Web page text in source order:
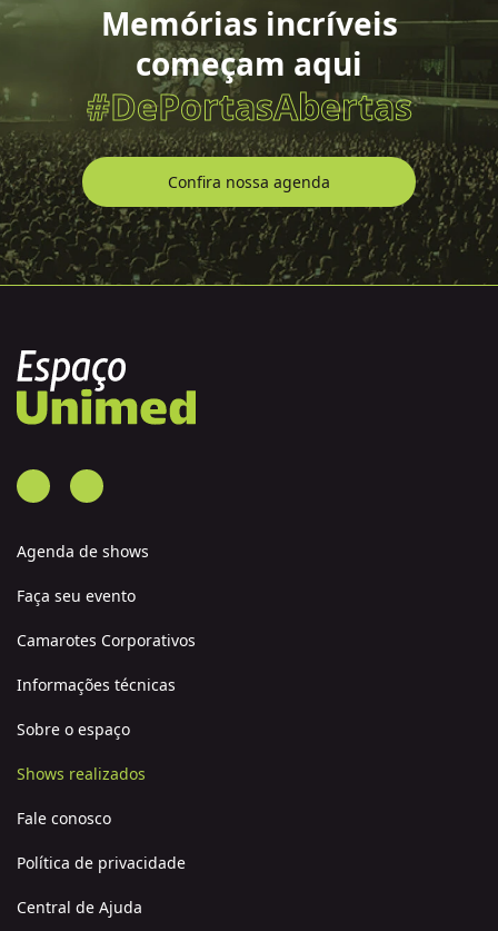
Memórias incríveis
começam aqui
#DePortasAbertas
Confira nossa agenda
Agenda de shows
Faça seu evento
Camarotes Corporativos
Informações técnicas
Sobre o espaço
Shows realizados
Fale conosco
Política de privacidade
Central de Ajuda